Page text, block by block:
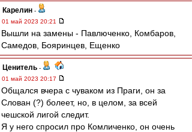
Карелин -
01 май 2023 20:21
Вышли на замены - Павлюченко, Комбаров,
Самедов, Бояринцев, Ещенко
Ценитель -
01 май 2023 20:17
Общался вчера с чуваком из Праги, он за
Слован (?) болеет, но, в целом, за всей
чешской лигой следит.
Я у него спросил про Комличенко, он очень